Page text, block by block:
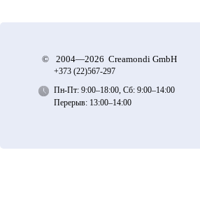
© 2004—2026 Creamondi GmbH
+373 (22)567-297
Пн-Пт: 9:00–18:00, Сб: 9:00–14:00
Перерыв: 13:00–14:00